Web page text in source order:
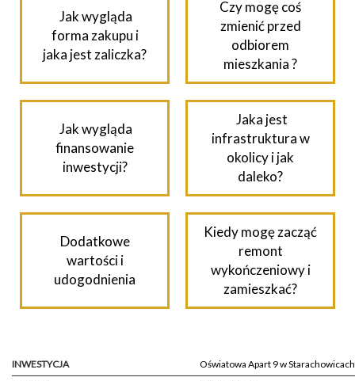
Jak wygląda
forma zakupu i
jaka jest zaliczka?
Czy mogę coś
zmienić przed
odbiorem
mieszkania ?
Jak wygląda
finansowanie
inwestycji?
Jaka jest
infrastruktura w
okolicy i jak
daleko?
Dodatkowe
wartości i
udogodnienia
Kiedy mogę zacząć
remont
wykończeniowy i
zamieszkać?
INWESTYCJA
Oświatowa Apart 9 w Starachowicach